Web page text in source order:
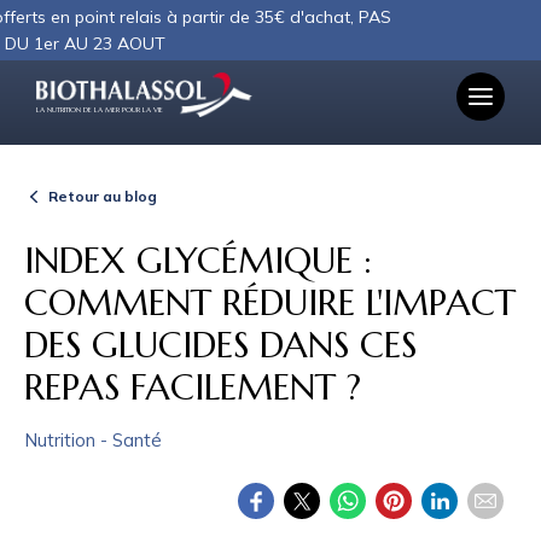
relais à partir de 35€ d'achat, PAS
23 AOUT
LA NUTRITION DE LA MER POUR LA VIE
Retour au blog
INDEX GLYCÉMIQUE :
COMMENT RÉDUIRE L'IMPACT
DES GLUCIDES DANS CES
REPAS FACILEMENT ?
Nutrition - Santé
Panneau de gestion des cookies